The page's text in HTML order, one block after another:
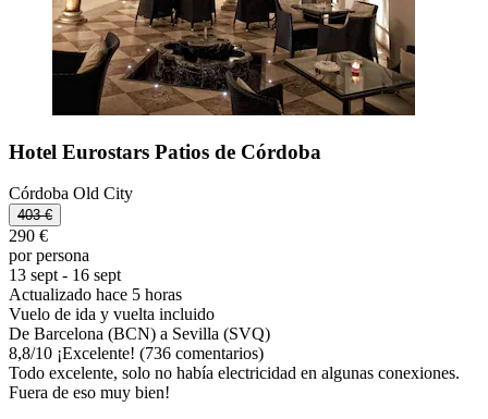
Hotel Eurostars Patios de Córdoba
Córdoba Old City
403 €
290 €
por persona
13 sept - 16 sept
Actualizado hace 5 horas
Vuelo de ida y vuelta incluido
De Barcelona (BCN) a Sevilla (SVQ)
8,8/10 ¡Excelente! (736 comentarios)
Todo excelente, solo no había electricidad en algunas conexiones.
Fuera de eso muy bien!